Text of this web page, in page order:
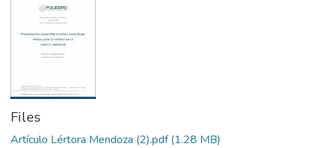
Files
Artículo Lértora Mendoza (2).pdf(1.28 MB)